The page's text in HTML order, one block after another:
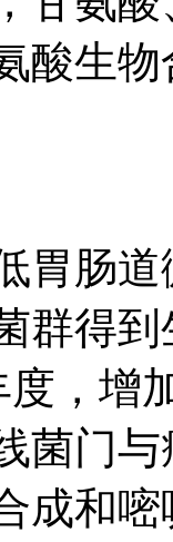
酸生
胃肠
群得
度，增
菌门
成和